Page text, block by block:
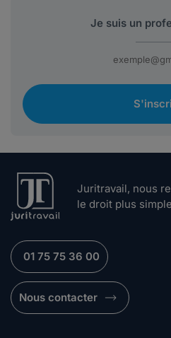
Juritravail, nous
le droit plus
01 75 75 36 00
Nous contacter